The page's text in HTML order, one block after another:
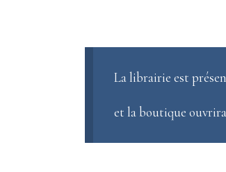
La librairie est
et la boutique